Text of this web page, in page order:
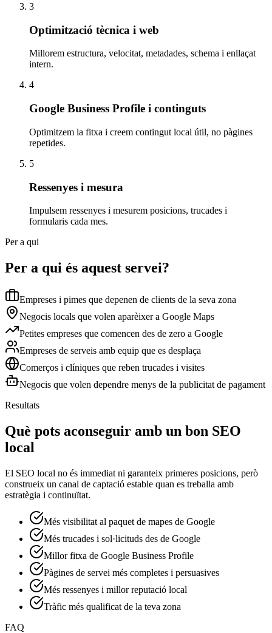
3
Optimització tècnica i web
Millorem estructura, velocitat, metadades, schema i enllaçat
intern.
4
Google Business Profile i continguts
Optimitzem la fitxa i creem contingut local útil, no pàgines
repetides.
5
Ressenyes i mesura
Impulsem ressenyes i mesurem posicions, trucades i
formularis cada mes.
Per a qui
Per a qui és aquest servei?
Empreses i pimes que depenen de clients de la seva zona
Negocis locals que volen aparèixer a Google Maps
Petites empreses que comencen des de zero a Google
Empreses de serveis amb equip que es desplaça
Comerços i clíniques que reben trucades i visites
Negocis que volen dependre menys de la publicitat de pagament
Resultats
Què pots aconseguir amb un bon SEO
local
El SEO local no és immediat ni garanteix primeres posicions, però
construeix un canal de captació estable quan es treballa amb
estratègia i continuïtat.
Més visibilitat al paquet de mapes de Google
Més trucades i sol·licituds des de Google
Millor fitxa de Google Business Profile
Pàgines de servei més completes i persuasives
Més ressenyes i millor reputació local
Tràfic més qualificat de la teva zona
FAQ